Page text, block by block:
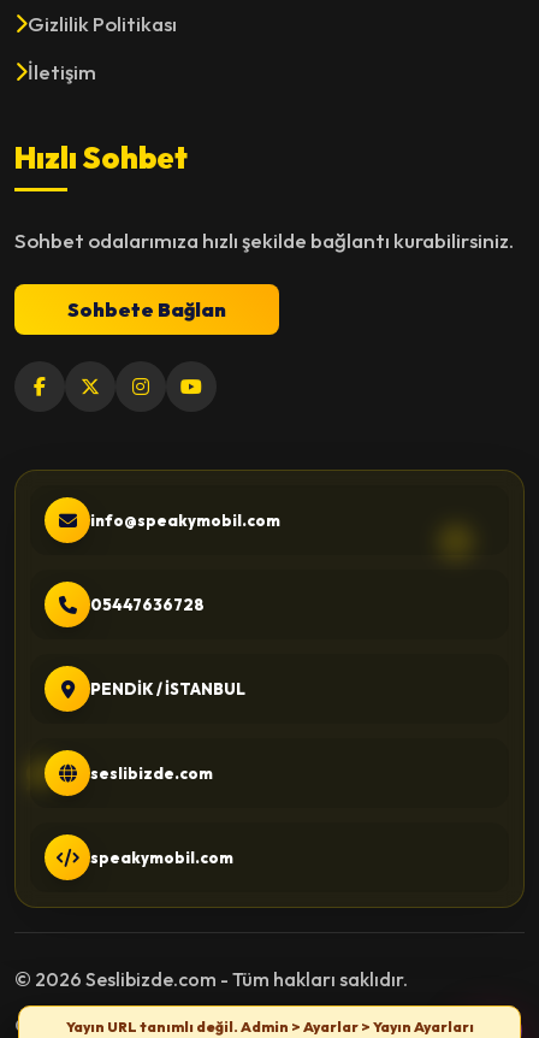
Gizlilik Politikası
İletişim
Hızlı Sohbet
Sohbet odalarımıza hızlı şekilde bağlantı kurabilirsiniz.
Sohbete Bağlan
info@speakymobil.com
05447636728
PENDİK / İSTANBUL
seslibizde.com
speakymobil.com
© 2026 Seslibizde.com - Tüm hakları saklıdır.
Gizlilik PolitikasıKullanım Şartlarıİletişim
Yayın URL tanımlı değil. Admin > Ayarlar > Yayın Ayarları